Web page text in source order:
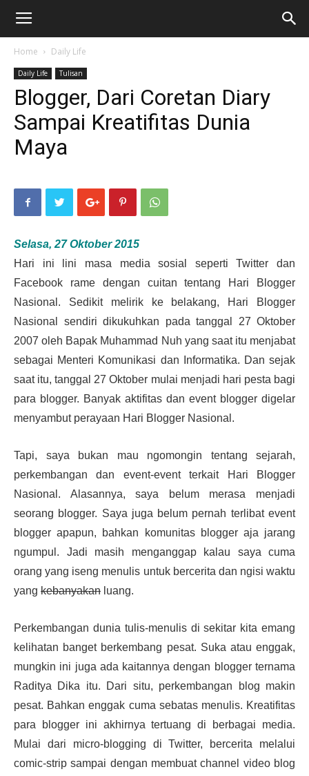
Home Daily Life
Daily Life Tulisan
Blogger, Dari Coretan Diary
Sampai Kreatifitas Dunia
Maya
Selasa, 27 Oktober 2015
Hari ini lini masa media sosial seperti Twitter dan
Facebook rame dengan cuitan tentang Hari Blogger
Nasional. Sedikit melirik ke belakang, Hari Blogger
Nasional sendiri dikukuhkan pada tanggal 27 Oktober
2007 oleh Bapak Muhammad Nuh yang saat itu menjabat
sebagai Menteri Komunikasi dan Informatika. Dan sejak
saat itu, tanggal 27 Oktober mulai menjadi hari pesta bagi
para blogger. Banyak aktifitas dan event blogger digelar
menyambut perayaan Hari Blogger Nasional.
Tapi, saya bukan mau ngomongin tentang sejarah,
perkembangan dan event-event terkait Hari Blogger
Nasional. Alasannya, saya belum merasa menjadi
seorang blogger. Saya juga belum pernah terlibat event
blogger apapun, bahkan komunitas blogger aja jarang
ngumpul. Jadi masih menganggap kalau saya cuma
orang yang iseng menulis untuk bercerita dan ngisi waktu
yang kebanyakan luang.
Perkembangan dunia tulis-menulis di sekitar kita emang
kelihatan banget berkembang pesat. Suka atau enggak,
mungkin ini juga ada kaitannya dengan blogger ternama
Raditya Dika itu. Dari situ, perkembangan blog makin
pesat. Bahkan enggak cuma sebatas menulis. Kreatifitas
para blogger ini akhirnya tertuang di berbagai media.
Mulai dari micro-blogging di Twitter, bercerita melalui
comic-strip sampai dengan membuat channel video blog